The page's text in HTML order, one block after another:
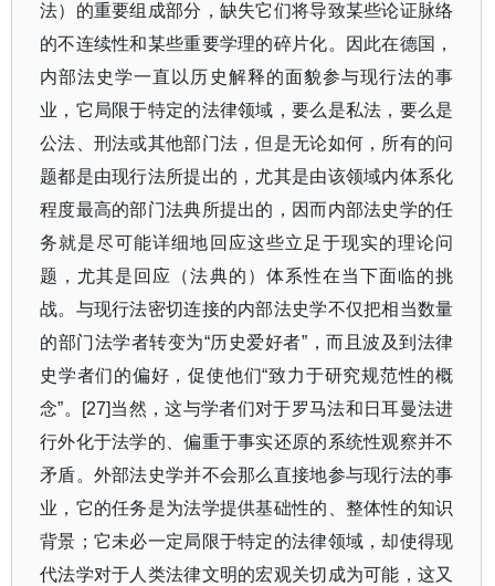
法）的重要组成部分，缺失它们将导致某些论证脉络
的不连续性和某些重要学理的碎片化。因此在德国，
内部法史学一直以历史解释的面貌参与现行法的事
业，它局限于特定的法律领域，要么是私法，要么是
公法、刑法或其他部门法，但是无论如何，所有的问
题都是由现行法所提出的，尤其是由该领域内体系化
程度最高的部门法典所提出的，因而内部法史学的任
务就是尽可能详细地回应这些立足于现实的理论问
题，尤其是回应（法典的）体系性在当下面临的挑
战。与现行法密切连接的内部法史学不仅把相当数量
的部门法学者转变为“历史爱好者” ，而且波及到法律
史学者们的偏好，促使他们“致力于研究规范性的概
念”。 [27]当然，这与学者们对于罗马法和日耳曼法进
行外化于法学的、偏重于事实还原的系统性观察并不
矛盾。外部法史学并不会那么直接地参与现行法的事
业，它的任务是为法学提供基础性的、整体性的知识
背景；它未必一定局限于特定的法律领域，却使得现
代法学对于人类法律文明的宏观关切成为可能，这又